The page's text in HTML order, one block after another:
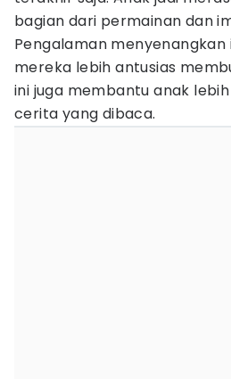
bagian dari permainan dan
Pengalaman
mereka lebih antusias
ini juga membantu anak
cerita yang dibaca.